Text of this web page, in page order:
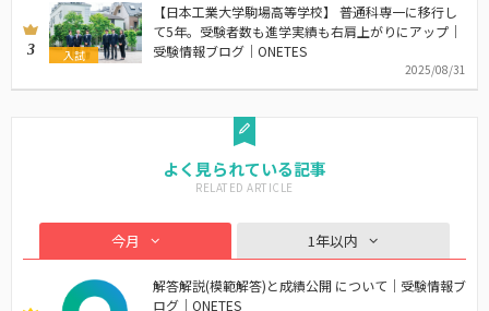
3 入試
【日本工業大学駒場高等学校】 普通科専一に移行し
て5年。受験者数も進学実績も右肩上がりにアップ｜
受験情報ブログ｜ONETES
2025/08/31
よく見られている記事
今月 1年以内
解答解説(模範解答)と成績公開 について｜受験情報ブ
ログ｜ONETES